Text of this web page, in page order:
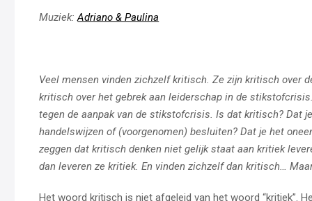
Muziek:Adriano & Paulina
Veel mensen vinden zichzelf kritisch. Ze zijn kritisch over
kritisch over het gebrek aan leiderschap in de
tegen de aanpak van de stikstofcrisis. Is dat kritisch? Dat
handelswijzen of (voorgenomen) besluiten? Dat je het
zeggen dat kritisch denken niet gelijk staat aan kritiek
dan leveren ze kritiek. En vinden zichzelf dan kritisch…
Het woord kritisch is niet afgeleid van het woord “kritiek”.